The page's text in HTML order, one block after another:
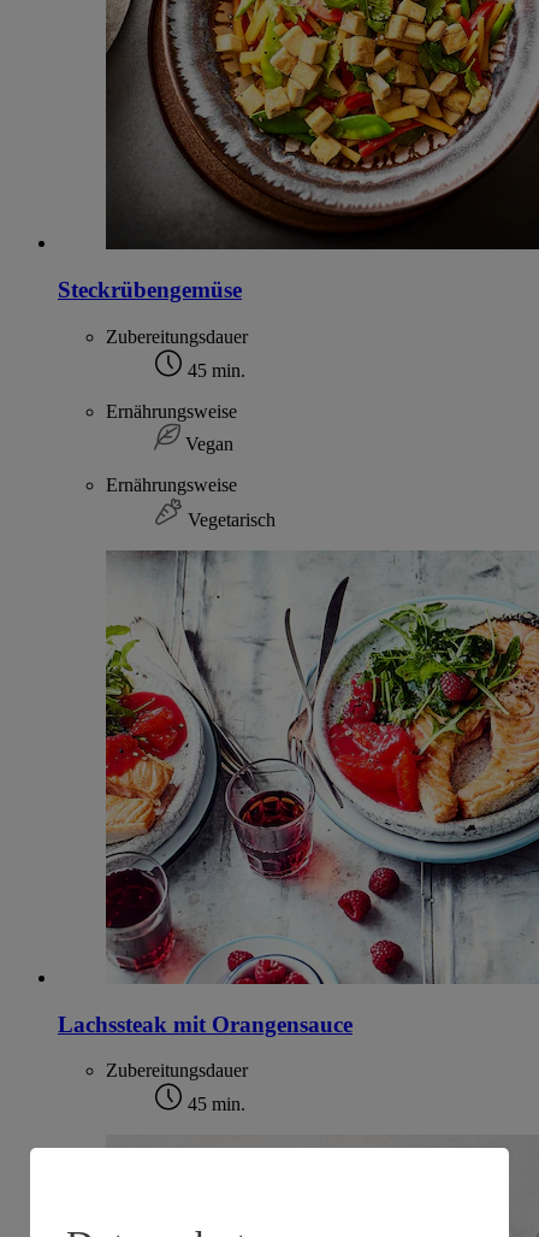
Steckrübengemüse
Zubereitungsdauer
45 min.
Ernährungsweise
Vegan
Ernährungsweise
Vegetarisch
Lachssteak mit Orangensauce
Zubereitungsdauer
45 min.